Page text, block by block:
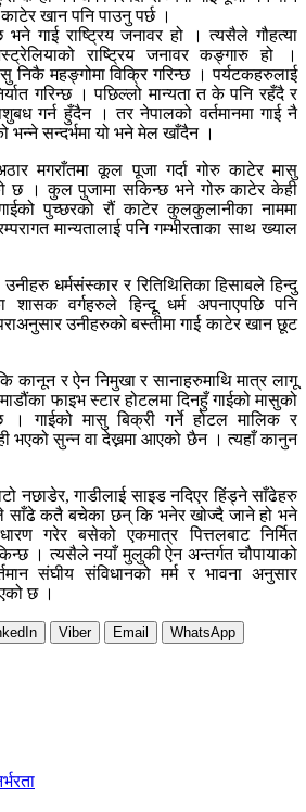
खान पनि पाउनु पर्छ ।
गाई राष्ट्रिय जनावर हो । त्यसैले गौहत्या
राष्ट्रिय जनावर कङ्गारु हो ।
निकै महङ्गोमा विक्रि गरिन्छ । पर्यटकहरुलाई
गरिन्छ । पछिल्लो मान्यता त के पनि रहँदै र
गर्न हुँदैन । तर नेपालको वर्तमानमा गाई नै
सन्दर्भमा यो भने मेल खाँदैन ।
मगराँतमा कूल पूजा गर्दा गोरु काटेर मासु
छ । कुल पुजामा सकिन्छ भने गोरु काटेर केही
पुच्छरको रौं काटेर कुलकुलानीका नाममा
मान्यतालाई पनि गम्भीरताका साथ ख्याल
धर्मसंस्कार र रितिथितिका हिसाबले हिन्दु
वर्गहरुले हिन्दू धर्म अपनाएपछि पनि
उनीहरुको बस्तीमा गाई काटेर खान छूट
कानून र ऐन निमुखा र सानाहरुमाथि मात्र लागू
फाइभ स्टार होटलमा दिनहुँ गाईको मासुको
। गाईको मासु बिक्री गर्ने होटल मालिक र
भएको सुन्न वा देख्नमा आएको छैन । त्यहाँ कानुन
नछाडेर, गाडीलाई साइड नदिएर हिंड्ने साँढेहरु
साँढे कतै बचेका छन् कि भनेर खोज्दै जाने हो भने
गरेर बसेको एकमात्र पित्तलबाट निर्मित
। त्यसैले नयाँ मुलुकी ऐन अन्तर्गत चौपायाको
संघीय संविधानको मर्म र भावना अनुसार
छ ।
Viber Email WhatsApp